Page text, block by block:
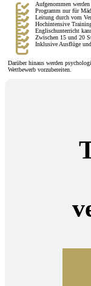
Aufgenommen
Programm nur für
Leitung durch vom
Hochintensive
Englischunterricht
Zwischen 15 und 20
Inklusive Ausflüge
Darüber hinaus werden
Wettbewerb vorzubereiten.